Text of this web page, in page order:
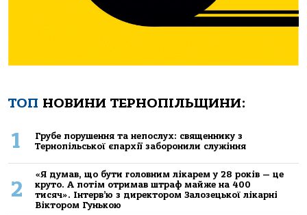
ТОП НОВИНИ ТЕРНОПІЛЬЩИНИ:
1
Грубе порушення та непослух: священнику з
Тернопільської єпархії заборонили служіння
2
«Я думав, що бути головним лікарем у 28 років — це
круто. А потім отримав штраф майже на 400
тисяч». Інтерв’ю з директором Залозецької лікарні
Віктором Гунькою